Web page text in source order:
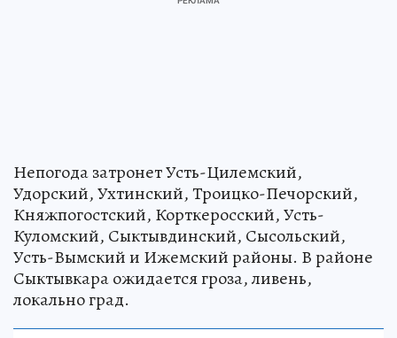
Непогода затронет Усть-Цилемский,
Удорский, Ухтинский, Троицко-Печорский,
Княжпогостский, Корткеросский, Усть-
Куломский, Сыктывдинский, Сысольский,
Усть-Вымский и Ижемский районы. В районе
Сыктывкара ожидается гроза, ливень,
локально град.